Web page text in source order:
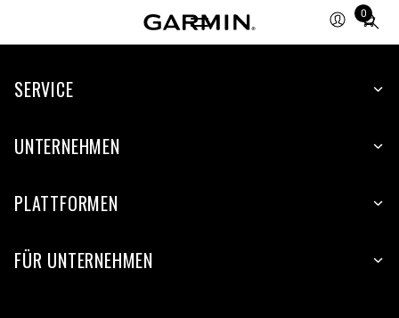
0
Total
items
cart:
SERVICE
UNTERNEHMEN
PLATTFORMEN
FÜR UNTERNEHMEN